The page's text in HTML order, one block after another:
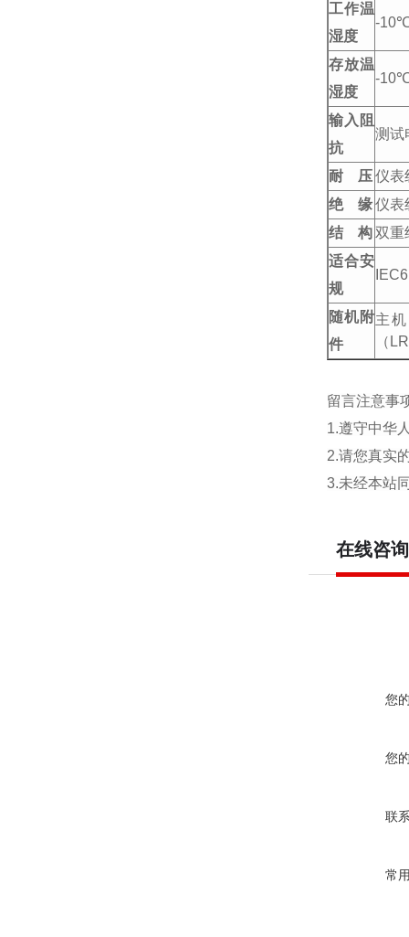
工作温
湿度
-
存放温
湿度
-
输入阻
抗
测试
耐 压仪表
绝 缘仪表
结 构双重
适合安
规
随机附
件
主
（
留言注意事
1.遵守中华
2.请您真实
3.未经本站
在线咨询
您
您
联
常